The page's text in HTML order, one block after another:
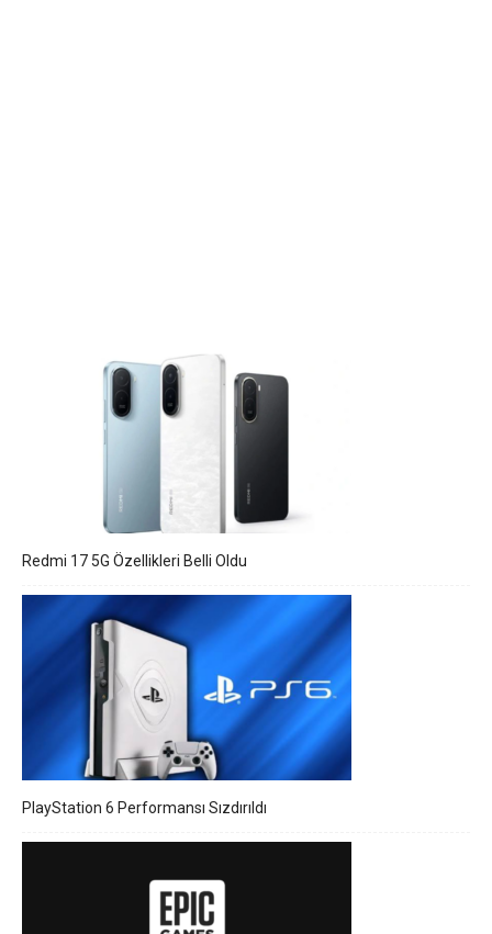
Redmi 17 5G Özellikleri Belli Oldu
PlayStation 6 Performansı Sızdırıldı